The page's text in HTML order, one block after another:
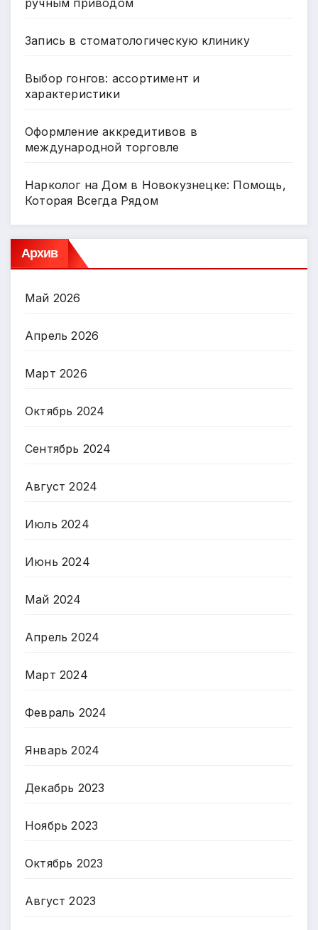
ручным приводом
Запись в стоматологическую клинику
Выбор гонгов: ассортимент и
характеристики
Оформление аккредитивов в
международной торговле
Нарколог на Дом в Новокузнецке: Помощь,
Которая Всегда Рядом
Архив
Май 2026
Апрель 2026
Март 2026
Октябрь 2024
Сентябрь 2024
Август 2024
Июль 2024
Июнь 2024
Май 2024
Апрель 2024
Март 2024
Февраль 2024
Январь 2024
Декабрь 2023
Ноябрь 2023
Октябрь 2023
Август 2023